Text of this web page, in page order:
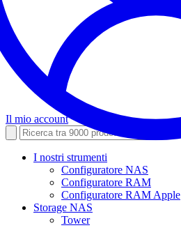
Il mio account
I nostri strumenti
Configuratore NAS
Configuratore RAM
Configuratore RAM Apple
Storage NAS
Tower